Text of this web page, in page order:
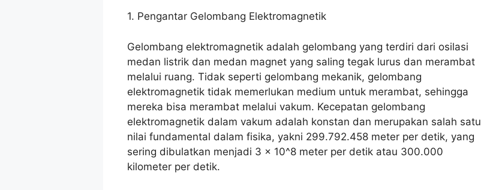
1. Pengantar Gelombang Elektromagnetik
Gelombang elektromagnetik adalah gelombang yang terdiri dari osilasi
medan listrik dan medan magnet yang saling tegak lurus dan merambat
melalui ruang. Tidak seperti gelombang mekanik, gelombang
elektromagnetik tidak memerlukan medium untuk merambat, sehingga
mereka bisa merambat melalui vakum. Kecepatan gelombang
elektromagnetik dalam vakum adalah konstan dan merupakan salah satu
nilai fundamental dalam fisika, yakni 299.792.458 meter per detik, yang
sering dibulatkan menjadi 3 x 10^8 meter per detik atau 300.000
kilometer per detik.